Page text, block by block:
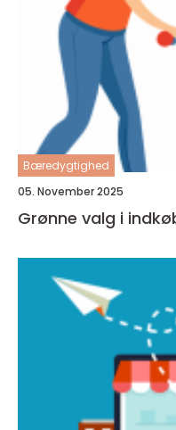
Bæredygtighed
05. November 2025
Grønne valg i